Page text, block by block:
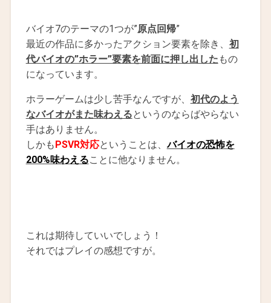
バイオ7のテーマの1つが”原点回帰”
最近の作品に多かったアクション要素を除き、 初
代バイオの”ホラー”要素を前面に押し出した もの
になっています。
ホラーゲームは少し苦手なんですが、 初代のよう
なバイオがまた味わえるというのならばやらない
手はありません。
しかも PSVR対応ということは、バイオの恐怖を
200%味わえることに他なりません。
これは期待していいでしょう！
それではプレイの感想ですが。